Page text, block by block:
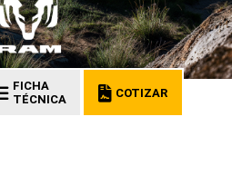
FICHA
TÉCNICA
COTIZAR